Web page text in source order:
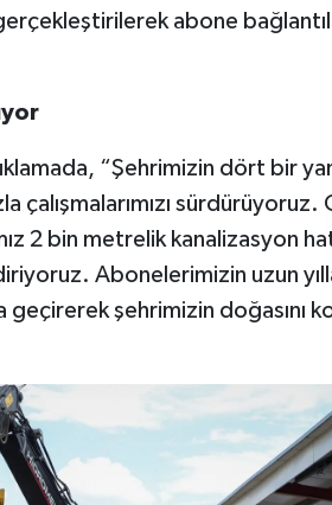
abone
“Şehrimizin dört bir
çalışmalarımızı
2 bin metrelik kanalizasyon
Abonelerimizin uzun
geçirerek şehrimizin doğasını